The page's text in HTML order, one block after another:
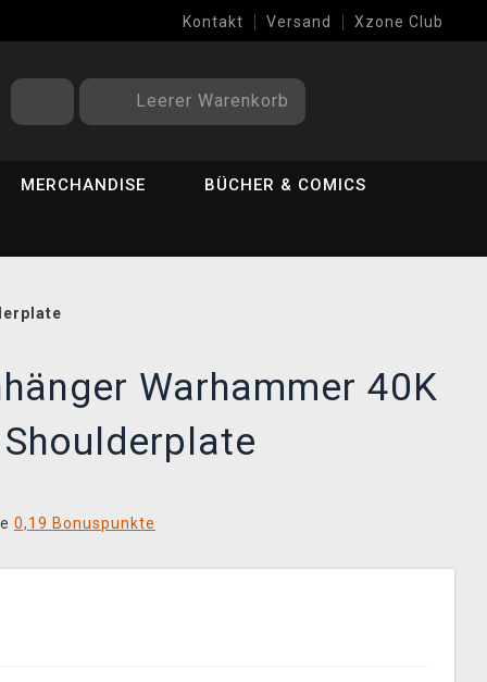
Kontakt Versand Xzone Club
Leerer Warenkorb
MERCHANDISE BÜCHER & COMICS
Warhammer 40K
0,19 Bonuspunkte